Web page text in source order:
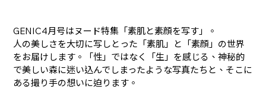
GENIC4月号はヌード特集「素肌と素顔を写す」。
人の美しさを大切に写しとった「素肌」と「素顔」の世界
をお届けします。「性」ではなく「生」を感じる、神秘的
で美しい森に迷い込んでしまったような写真たちと、そこに
ある撮り手の想いに迫ります。